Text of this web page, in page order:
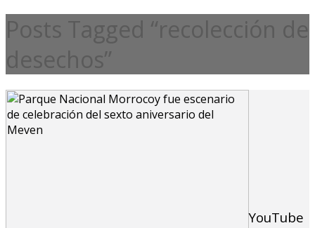
Posts Tagged “recolección de
desechos”
YouTube